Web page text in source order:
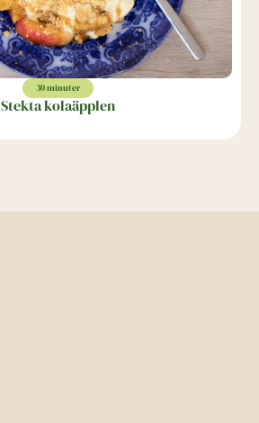
30 minuter
Stekta kolaäpplen